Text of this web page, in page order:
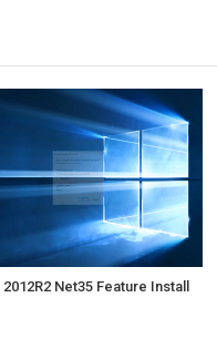
Net35 Feature Install